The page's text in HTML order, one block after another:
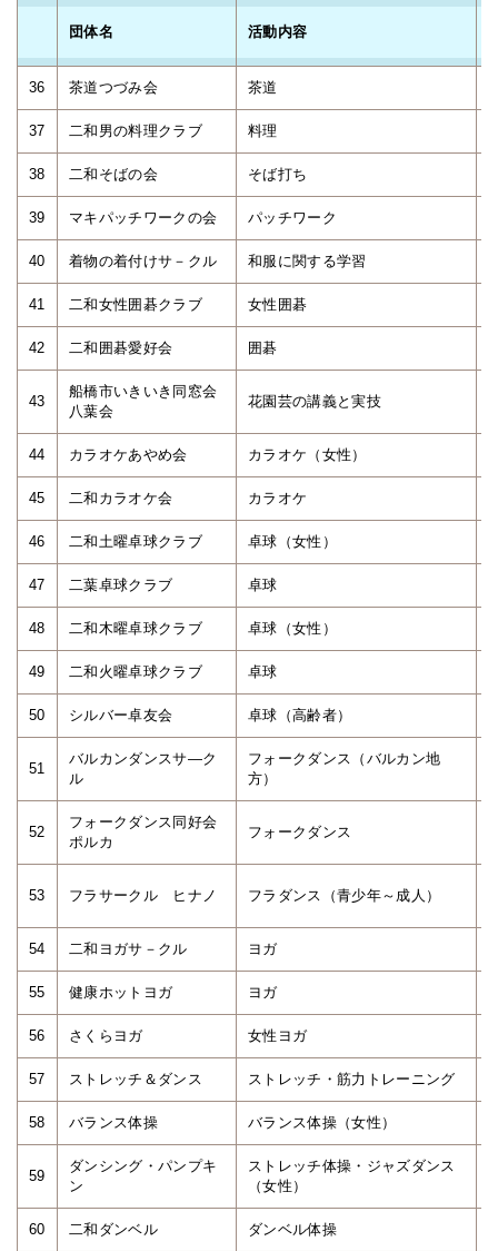
団体名 活動内容
36 茶道つづみ会 茶道
37 二和男の料理クラブ 料理
38 二和そばの会 そば打ち
39 マキパッチワークの会 パッチワーク
40 着物の着付けサ－クル 和服に関する学習
41 二和女性囲碁クラブ 女性囲碁
42 二和囲碁愛好会 囲碁
43
船橋市いきいき同窓会
八葉会
花園芸の講義と実技
44 カラオケあやめ会 カラオケ（女性）
45 二和カラオケ会 カラオケ
46 二和土曜卓球クラブ 卓球（女性）
47 二葉卓球クラブ 卓球
48 二和木曜卓球クラブ 卓球（女性）
49 二和火曜卓球クラブ 卓球
50 シルバー卓友会 卓球（高齢者）
51
バルカンダンスサ―ク
ル
フォークダンス（バルカン地
方）
52
フォークダンス同好会
ポルカ
フォークダンス
53 フラサークル ヒナノ フラダンス（青少年～成人）
54 二和ヨガサ－クル ヨガ
55 健康ホットヨガ ヨガ
56 さくらヨガ 女性ヨガ
57 ストレッチ＆ダンス ストレッチ・筋力トレーニング
58 バランス体操 バランス体操（女性）
59
ダンシング・パンプキ
ン
ストレッチ体操・ジャズダンス
（女性）
60 二和ダンベル ダンベル体操